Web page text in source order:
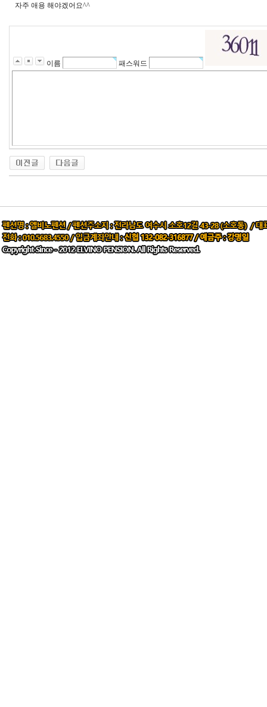
자주 애용 해야겠어요^^
이름 패스워드